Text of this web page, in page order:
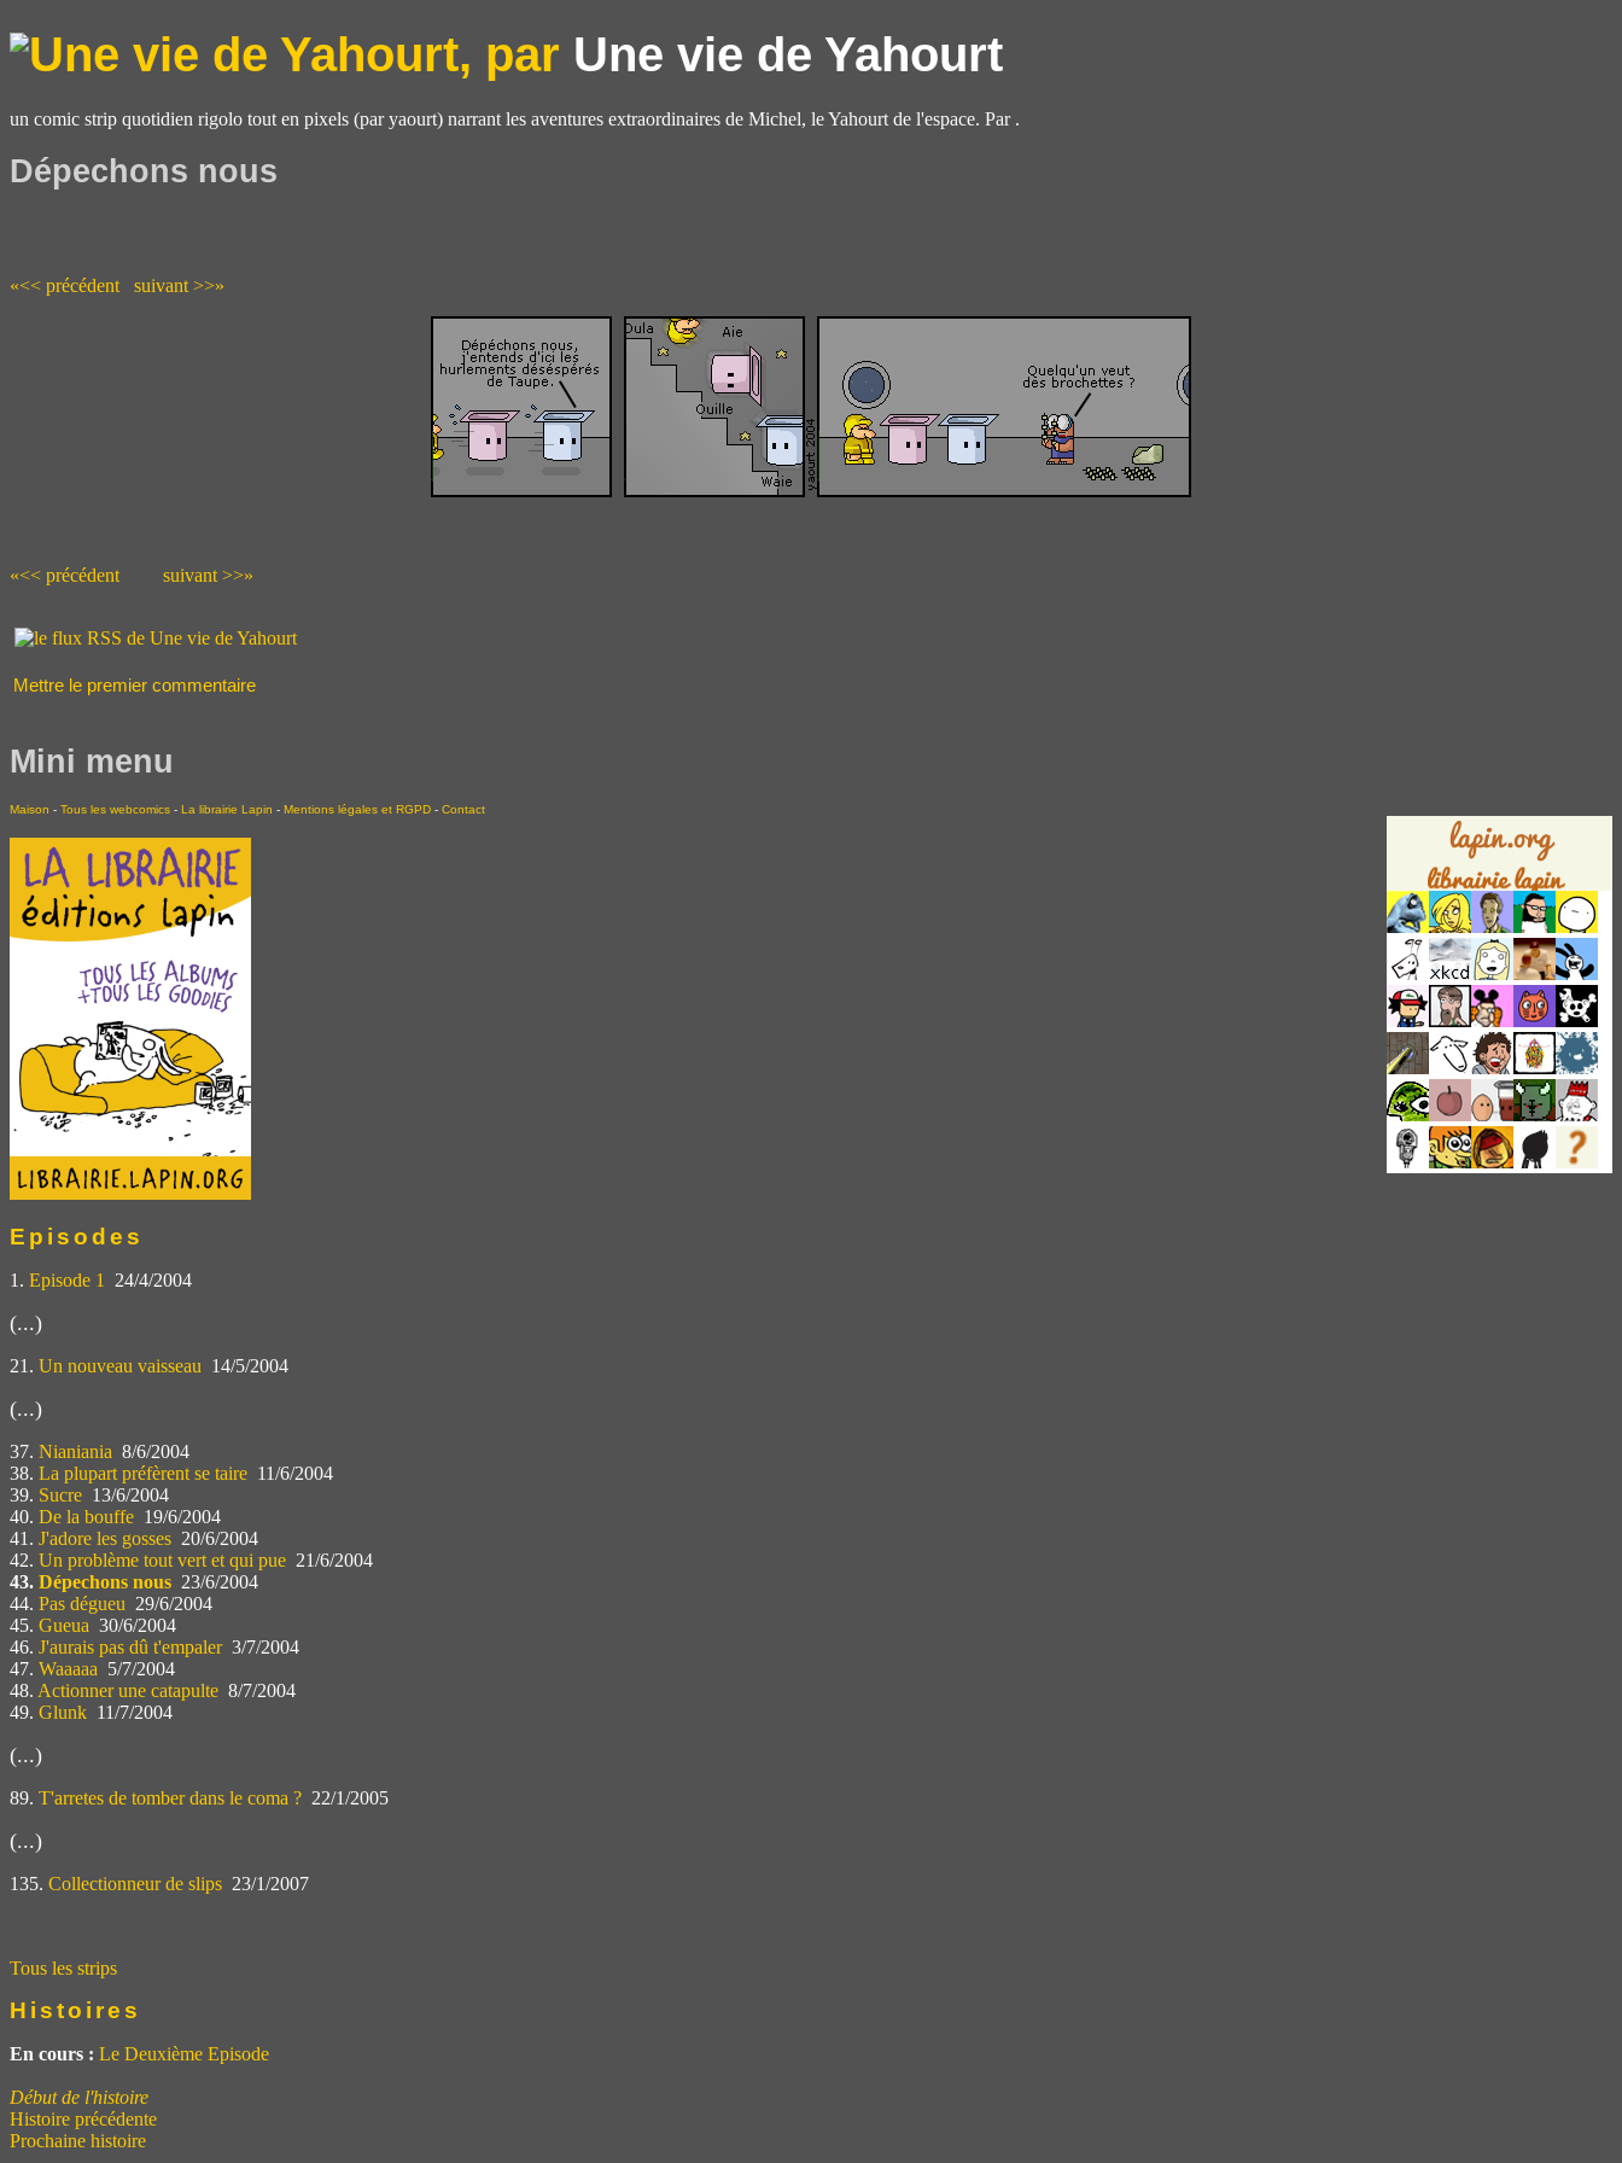
Une vie de Yahourt
un comic strip quotidien rigolo tout en pixels (par yaourt) narrant les aventures extraordinaires de Michel, le Yahourt de l'espace. Par .
Dépechons nous
«<< précédent suivant >>»
«<< précédent suivant >>»
Mettre le premier commentaire
Mini menu
Maison - Tous les webcomics - La librairie Lapin - Mentions légales et RGPD - Contact
Episodes
1. Episode 1 24/4/2004
(...)
21. Un nouveau vaisseau 14/5/2004
(...)
37. Nianiania 8/6/2004
38. La plupart préfèrent se taire 11/6/2004
39. Sucre 13/6/2004
40. De la bouffe 19/6/2004
41. J'adore les gosses 20/6/2004
42. Un problème tout vert et qui pue 21/6/2004
43. Dépechons nous 23/6/2004
44. Pas dégueu 29/6/2004
45. Gueua 30/6/2004
46. J'aurais pas dû t'empaler3/7/2004
47. Waaaaa 5/7/2004
48. Actionner une catapulte 8/7/2004
49. Glunk 11/7/2004
(...)
89. T'arretes de tomber dans le coma ? 22/1/2005
(...)
135. Collectionneur de slips 23/1/2007
Tous les strips
Histoires
En cours : Le Deuxième Episode
Début de l'histoire
Histoire précédente
Prochaine histoire